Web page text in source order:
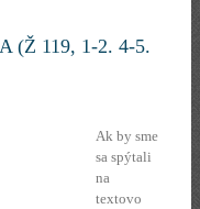
(Ž 119, 1-2. 4-5.
Ak by sme
sa spýtali
na
textovo